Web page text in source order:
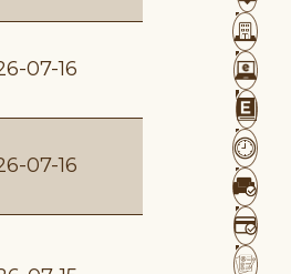
07-16
07-16